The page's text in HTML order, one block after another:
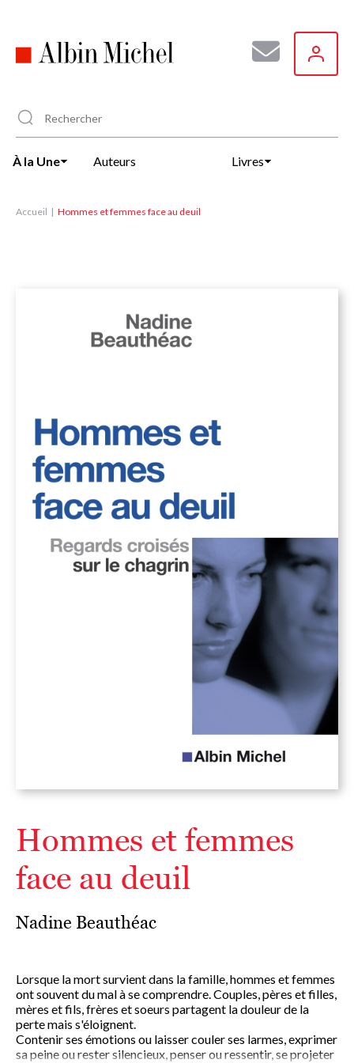
principal
À la Une Auteurs Livres
Accueil Hommes et femmes face au deuil
Hommes et femmes
face au deuil
Nadine Beauthéac
Lorsque la mort survient dans la famille, hommes et femmes
ont souvent du mal à se comprendre. Couples, pères et filles,
mères et fils, frères et soeurs partagent la douleur de la
perte mais s'éloignent.
Contenir ses émotions ou laisser couler ses larmes, exprimer
sa peine ou rester silencieux, penser ou ressentir, se projeter